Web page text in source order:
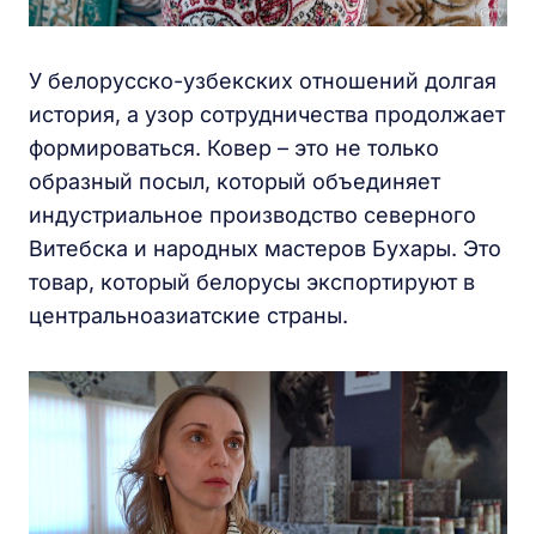
У белорусско-узбекских отношений долгая
история, а узор сотрудничества продолжает
формироваться. Ковер – это не только
образный посыл, который объединяет
индустриальное производство северного
Витебска и народных мастеров Бухары. Это
товар, который белорусы экспортируют в
центральноазиатские страны.